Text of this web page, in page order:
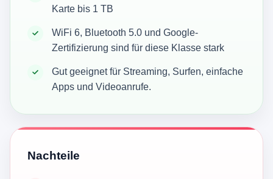
Karte bis 1 TB
WiFi 6, Bluetooth 5.0 und Google-
Zertifizierung sind für diese Klasse stark
Gut geeignet für Streaming, Surfen, einfache
Apps und Videoanrufe.
Nachteile